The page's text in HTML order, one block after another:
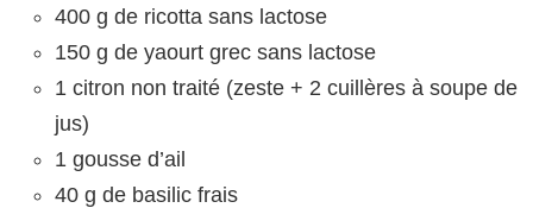
400 g de ricotta sans lactose
150 g de yaourt grec sans lactose
1 citron non traité (zeste + 2 cuillères à soupe de
jus)
1 gousse d’ail
40 g de basilic frais